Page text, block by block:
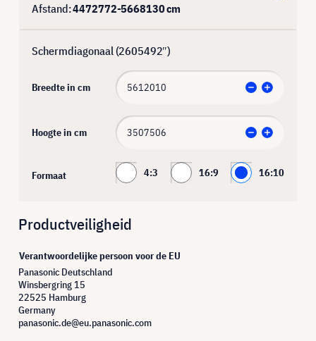
Afstand:4472772-5668130cm
Schermdiagonaal (2605492″)
Breedte in cm
Hoogte in cm
Formaat 4:3 16:9 16:10
Productveiligheid
Verantwoordelijke persoon voor de EU
Panasonic Deutschland
Winsbergring 15
22525 Hamburg
Germany
panasonic.de@eu.panasonic.com